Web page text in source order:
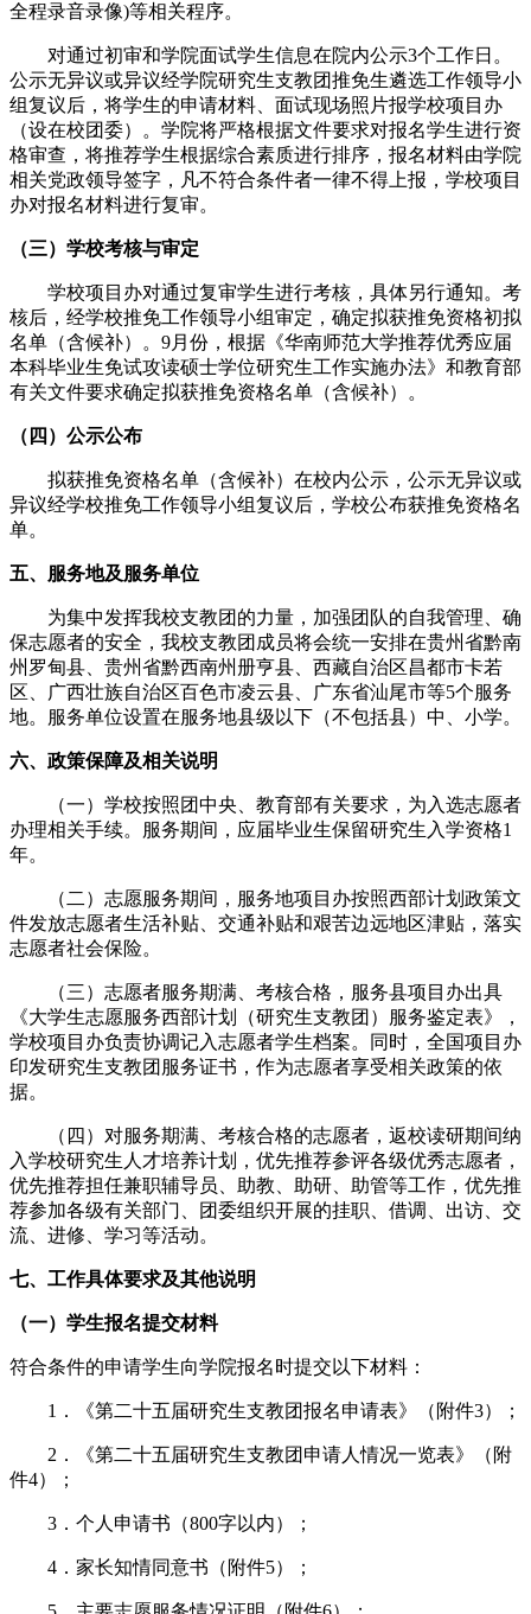
全程录音录像)等相关程序。
对通过初审和学院面试学生信息在院内公示3个工作日。
公示无异议或异议经学院研究生支教团推免生遴选工作领导小
组复议后，将学生的申请材料、面试现场照片报学校项目办
（设在校团委）。学院将严格根据文件要求对报名学生进行资
格审查，将推荐学生根据综合素质进行排序，报名材料由学院
相关党政领导签字，凡不符合条件者一律不得上报，学校项目
办对报名材料进行复审。
（三）学校考核与审定
学校项目办对通过复审学生进行考核，具体另行通知。考
核后，经学校推免工作领导小组审定，确定拟获推免资格初拟
名单（含候补）。9月份，根据《华南师范大学推荐优秀应届
本科毕业生免试攻读硕士学位研究生工作实施办法》和教育部
有关文件要求确定拟获推免资格名单（含候补）。
（四）公示公布
拟获推免资格名单（含候补）在校内公示，公示无异议或
异议经学校推免工作领导小组复议后，学校公布获推免资格名
单。
五、服务地及服务单位
为集中发挥我校支教团的力量，加强团队的自我管理、确
保志愿者的安全，我校支教团成员将会统一安排在贵州省黔南
州罗甸县、贵州省黔西南州册亨县、西藏自治区昌都市卡若
区、广西壮族自治区百色市凌云县、广东省汕尾市等5个服务
地。服务单位设置在服务地县级以下（不包括县）中、小学。
六、政策保障及相关说明
（一）学校按照团中央、教育部有关要求，为入选志愿者
办理相关手续。服务期间，应届毕业生保留研究生入学资格1
年。
（二）志愿服务期间，服务地项目办按照西部计划政策文
件发放志愿者生活补贴、交通补贴和艰苦边远地区津贴，落实
志愿者社会保险。
（三）志愿者服务期满、考核合格，服务县项目办出具
《大学生志愿服务西部计划（研究生支教团）服务鉴定表》，
学校项目办负责协调记入志愿者学生档案。同时，全国项目办
印发研究生支教团服务证书，作为志愿者享受相关政策的依
据。
（四）对服务期满、考核合格的志愿者，返校读研期间纳
入学校研究生人才培养计划，优先推荐参评各级优秀志愿者，
优先推荐担任兼职辅导员、助教、助研、助管等工作，优先推
荐参加各级有关部门、团委组织开展的挂职、借调、出访、交
流、进修、学习等活动。
七、工作具体要求及其他说明
（一）学生报名提交材料
符合条件的申请学生向学院报名时提交以下材料：
1．《第二十五届研究生支教团报名申请表》（附件3）；
2．《第二十五届研究生支教团申请人情况一览表》（附
件4）；
3．个人申请书（800字以内）；
4．家长知情同意书（附件5）；